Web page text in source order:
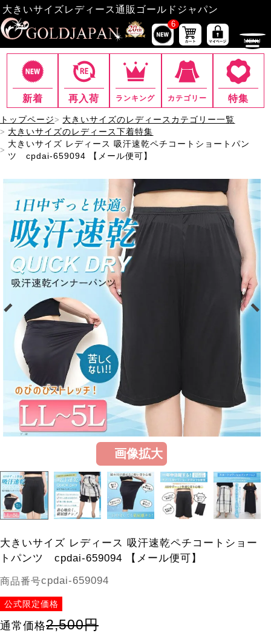
大きいサイズレディース通販ゴールドジャパン
6
新着 再入荷 ランキング カテゴリー 特集
トップページ
大きいサイズのレディースカテゴリー一覧
大きいサイズのレディース下着特集
大きいサイズ レディース 吸汗速乾ペチコートショートパン
ツ cpdai-659094 【メール便可】
大きいサイズ レディース 吸汗速乾ペチコートショー
トパンツ cpdai-659094 【メール便可】
商品番号cpdai-659094
公式限定価格
通常価格2,500円
画像拡大